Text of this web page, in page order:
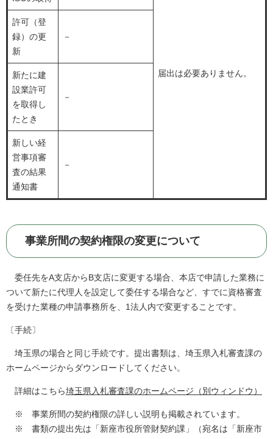
届出は必要ありません。
許可（登
録）の更
新
－
新たに建
設業許可
を取得し
たとき
－
新しい経
営事項審
査の結果
通知書
－
事業所間の契約権限の変更について
委任先をA支店からB支店に変更する場合、本店で申請した業務に
ついて新たに代理人を設定して委任する場合など、すでに資格審査
を受けた業種の申請事務所を、1法人内で変更することです。
〔手続〕
埼玉県の場合と同じ手続です。提出書類は、埼玉県入札審査課の
ホームページからダウンロードしてください。
詳細はこちら埼玉県入札審査課のホームページ（別ウィンドウ）
※ 事業所間の契約権限の詳しい説明も掲載されています。
※ 書類の提出先は「新座市役所管財契約課」（宛名は「新座市